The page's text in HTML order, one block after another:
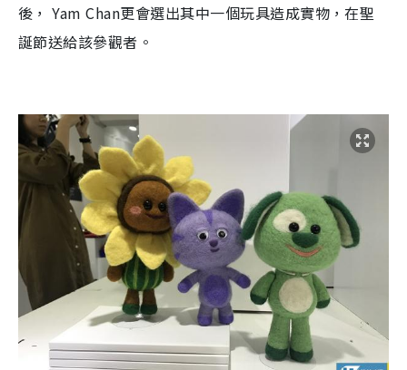
後， Yam Chan更會選出其中一個玩具造成實物，在聖
誕節送給該參觀者。